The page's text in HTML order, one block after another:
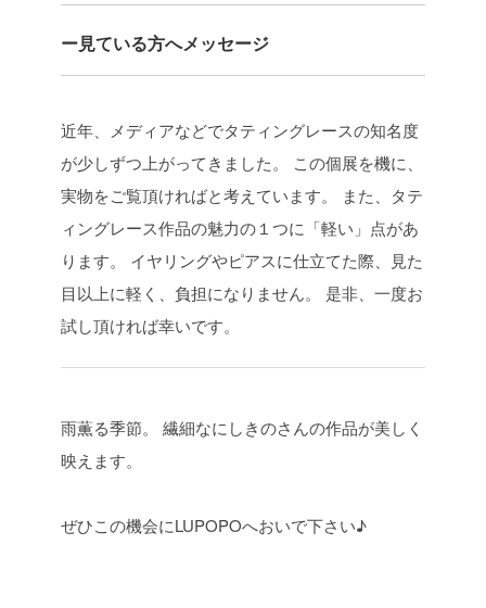
ー見ている方へメッセージ
近年、メディアなどでタティングレースの知名度
が少しずつ上がってきました。
この個展を機に、
実物をご覧頂ければと考えています。
また、タテ
ィングレース作品の魅力の１つに「軽い」点があ
ります。
イヤリングやピアスに仕立てた際、見た
目以上に軽く、負担になりません。
是非、一度お
試し頂ければ幸いです。
雨薫る季節。
繊細なにしきのさんの作品が美しく
映えます。
ぜひこの機会にLUPOPOへおいで下さい♪